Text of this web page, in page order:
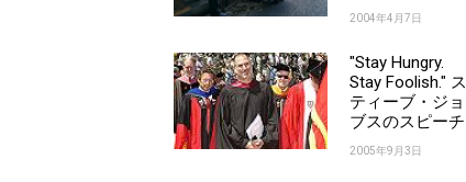
2004年4月7日
"Stay Hungry.
Stay Foolish." ス
ティーブ・ジョ
ブスのスピーチ
2005年9月3日